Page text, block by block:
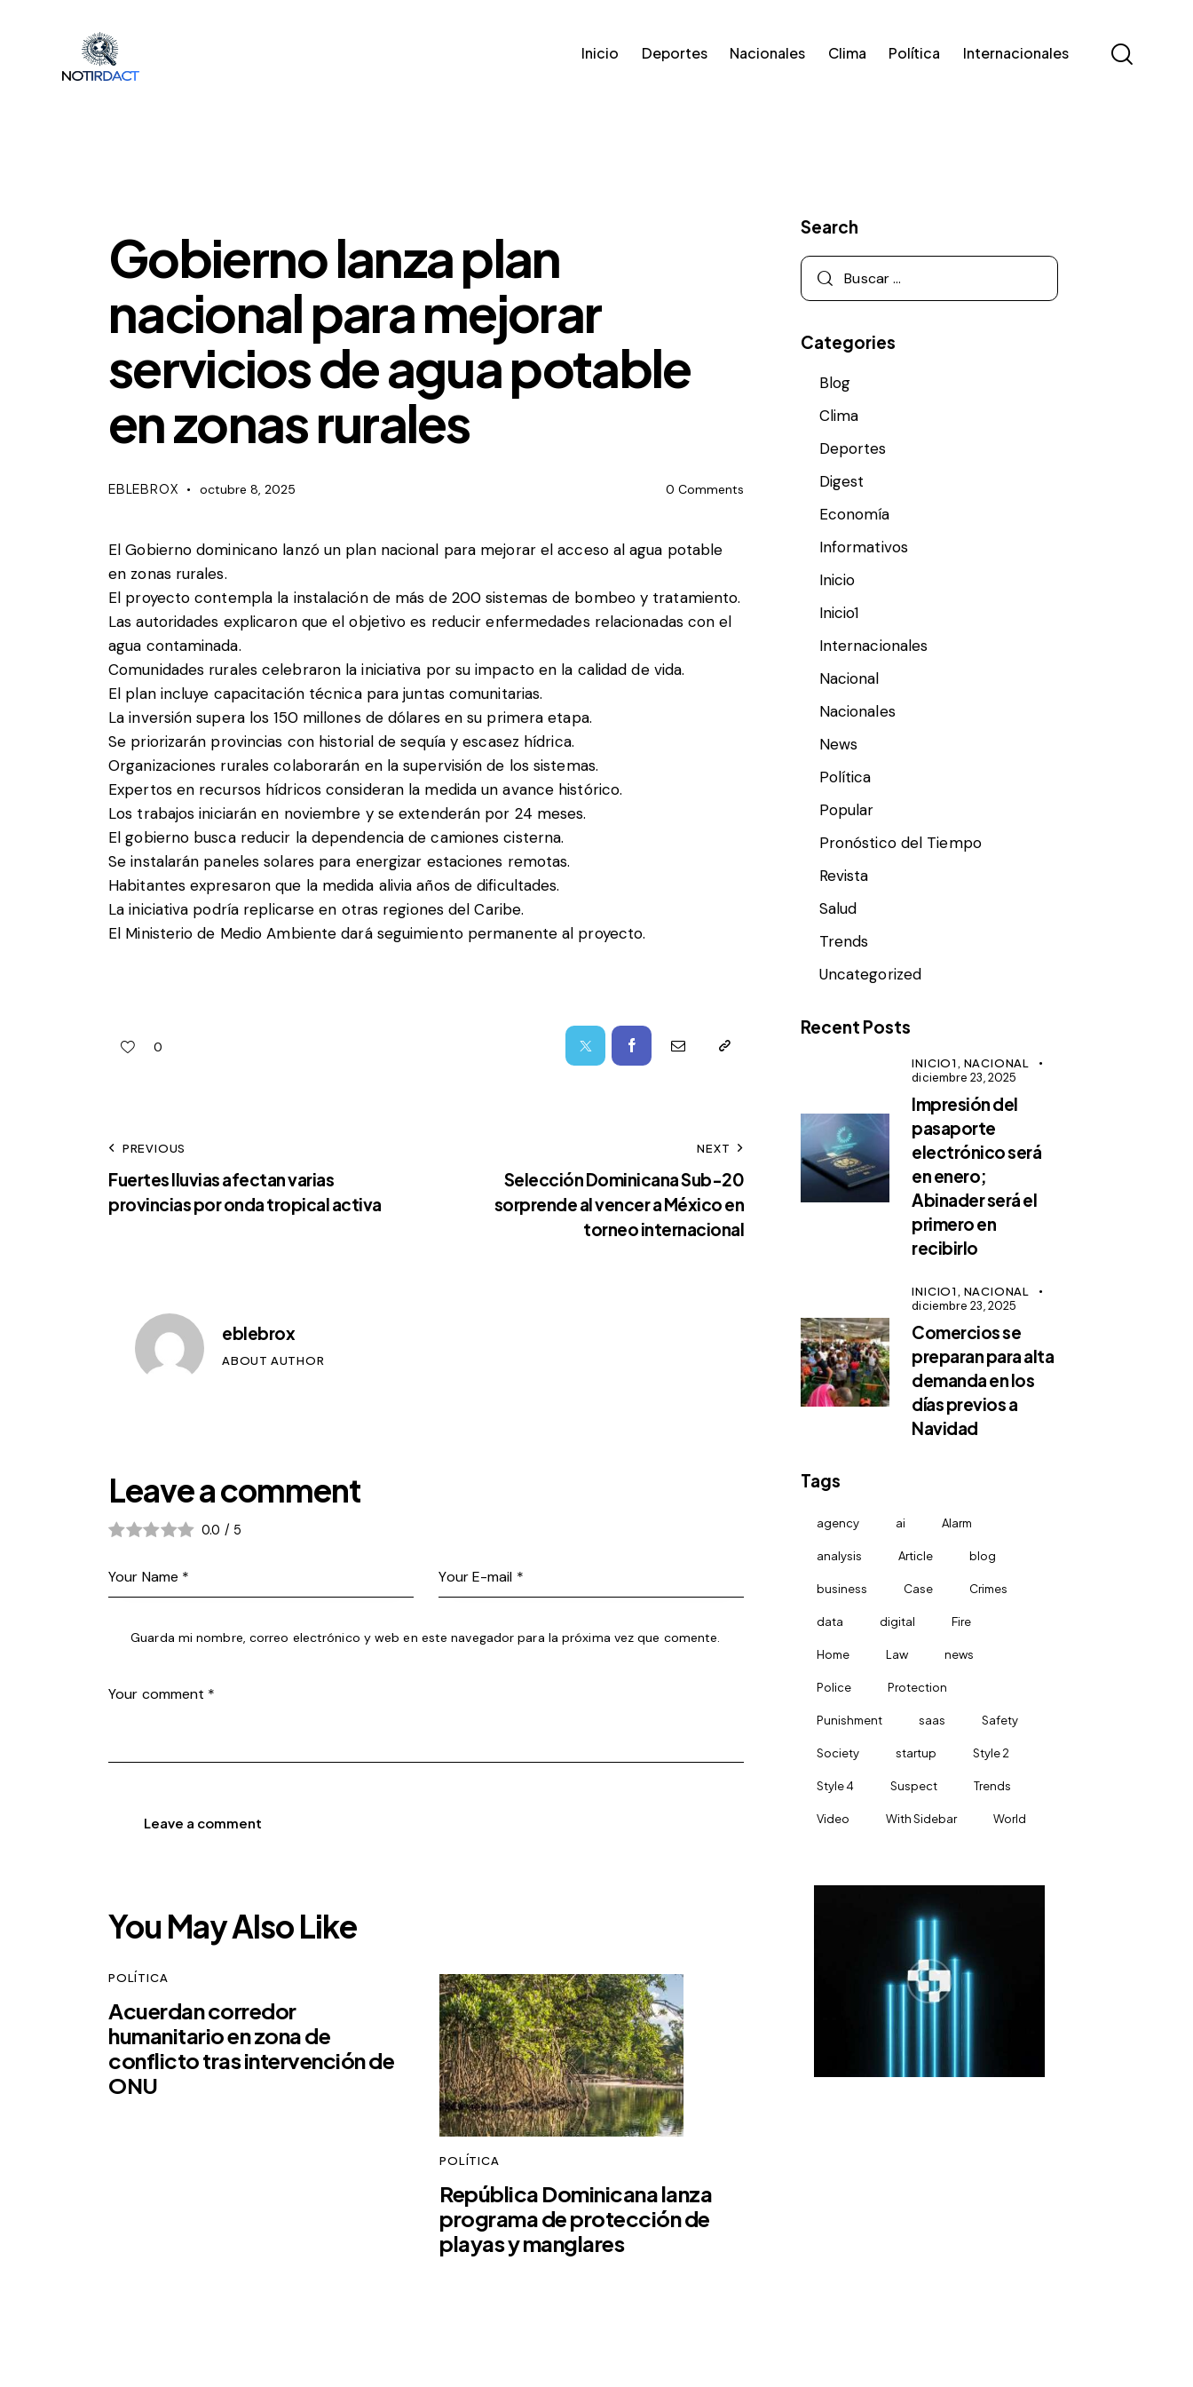
Inicio Deportes Nacionales Clima Política Internacionales
Gobierno lanza plan
nacional para mejorar
servicios de agua potable
en zonas rurales
EBLEBROX octubre 8, 2025 0 Comments
El Gobierno dominicano lanzó un plan nacional para mejorar el acceso al agua potable
en zonas rurales.
El proyecto contempla la instalación de más de 200 sistemas de bombeo y tratamiento.
Las autoridades explicaron que el objetivo es reducir enfermedades relacionadas con el
agua contaminada.
Comunidades rurales celebraron la iniciativa por su impacto en la calidad de vida.
El plan incluye capacitación técnica para juntas comunitarias.
La inversión supera los 150 millones de dólares en su primera etapa.
Se priorizarán provincias con historial de sequía y escasez hídrica.
Organizaciones rurales colaborarán en la supervisión de los sistemas.
Expertos en recursos hídricos consideran la medida un avance histórico.
Los trabajos iniciarán en noviembre y se extenderán por 24 meses.
El gobierno busca reducir la dependencia de camiones cisterna.
Se instalarán paneles solares para energizar estaciones remotas.
Habitantes expresaron que la medida alivia años de dificultades.
La iniciativa podría replicarse en otras regiones del Caribe.
El Ministerio de Medio Ambiente dará seguimiento permanente al proyecto.
0
PREVIOUS
Fuertes lluvias afectan varias
provincias por onda tropical activa
NEXT
Selección Dominicana Sub-20
sorprende al vencer a México en
torneo internacional
eblebrox
ABOUT AUTHOR
Leave a comment
0.0 / 5
Guarda mi nombre, correo electrónico y web en este navegador para la próxima vez que comente.
You May Also Like
POLÍTICA
Acuerdan corredor
humanitario en zona de
conflicto tras intervención de
ONU
POLÍTICA
República Dominicana lanza
programa de protección de
playas y manglares
Search
Categories
Blog
Clima
Deportes
Digest
Economía
Informativos
Inicio
Inicio1
Internacionales
Nacional
Nacionales
News
Política
Popular
Pronóstico del Tiempo
Revista
Salud
Trends
Uncategorized
Recent Posts
INICIO1, NACIONAL
diciembre 23, 2025
Impresión del
pasaporte
electrónico será
en enero;
Abinader será el
primero en
recibirlo
INICIO1, NACIONAL
diciembre 23, 2025
Comercios se
preparan para alta
demanda en los
días previos a
Navidad
Tags
agency ai Alarm
analysis Article blog
business Case Crimes
data digital Fire
Home Law news
Police Protection
Punishment saas Safety
Society startup Style 2
Style 4 Suspect Trends
Video With Sidebar World